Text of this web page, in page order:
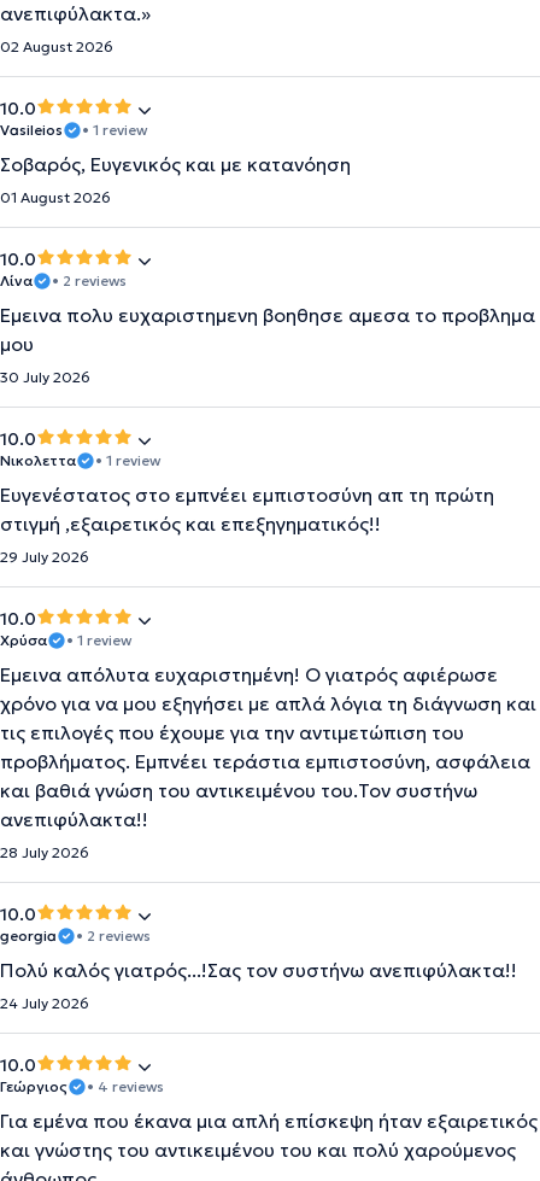
ανεπιφύλακτα.»
02 August 2026
10.0
Vasileios • 1 review
Σοβαρός, Ευγενικός και με κατανόηση
01 August 2026
10.0
Λίνα • 2 reviews
Εμεινα πολυ ευχαριστημενη βοηθησε αμεσα το προβλημα
μου
30 July 2026
10.0
Νικολεττα • 1 review
Ευγενέστατος στο εμπνέει εμπιστοσύνη απ τη πρώτη
στιγμή ,εξαιρετικός και επεξηγηματικός!!
29 July 2026
10.0
Χρύσα • 1 review
Έμεινα απόλυτα ευχαριστημένη! Ο γιατρός αφιέρωσε
χρόνο για να μου εξηγήσει με απλά λόγια τη διάγνωση και
τις επιλογές που έχουμε για την αντιμετώπιση του
προβλήματος. Εμπνέει τεράστια εμπιστοσύνη, ασφάλεια
και βαθιά γνώση του αντικειμένου του.Τον συστήνω
ανεπιφύλακτα!!
28 July 2026
10.0
georgia • 2 reviews
Πολύ καλός γιατρός...!Σας τον συστήνω ανεπιφύλακτα!!
24 July 2026
10.0
Γεώργιος • 4 reviews
Για εμένα που έκανα μια απλή επίσκεψη ήταν εξαιρετικός
και γνώστης του αντικειμένου του και πολύ χαρούμενος